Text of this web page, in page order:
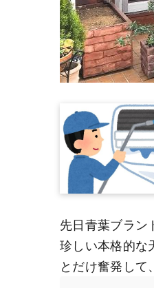
先日青葉ブラ
珍しい本格的な
とだけ奮発して